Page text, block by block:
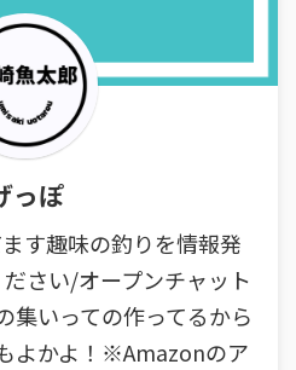
っぽ
す趣味の釣りを情報発
さい/オープンチャット
集いっての作ってるから
よかよ！※Amazonのア